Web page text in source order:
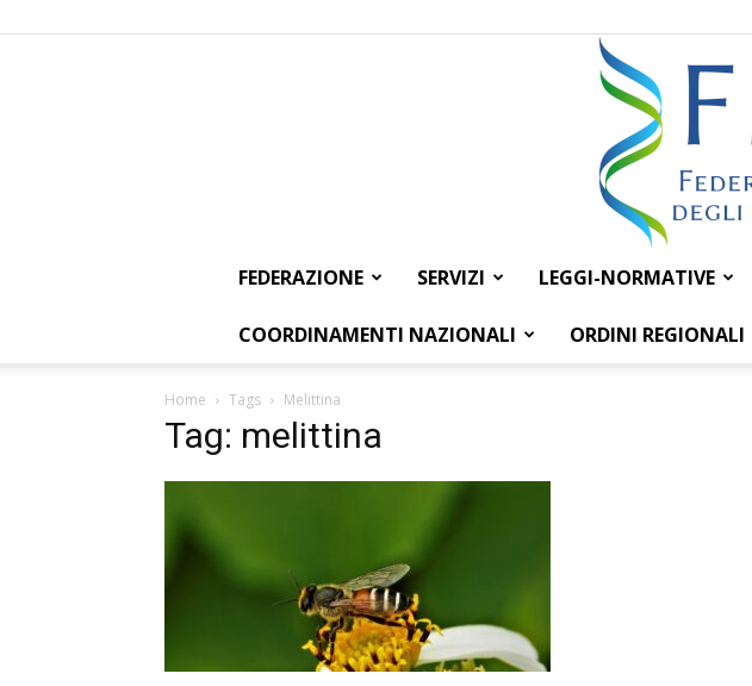
FEDERAZIONE SERVIZI LEGGI-NORMATIVE
COORDINAMENTI NAZIONALI ORDINI REGIONALI
Home Tags Melittina
Tag: melittina